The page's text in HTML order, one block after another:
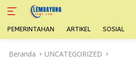
PEMERINTAHAN ARTIKEL SOSIAL
Beranda UNCATEGORIZED